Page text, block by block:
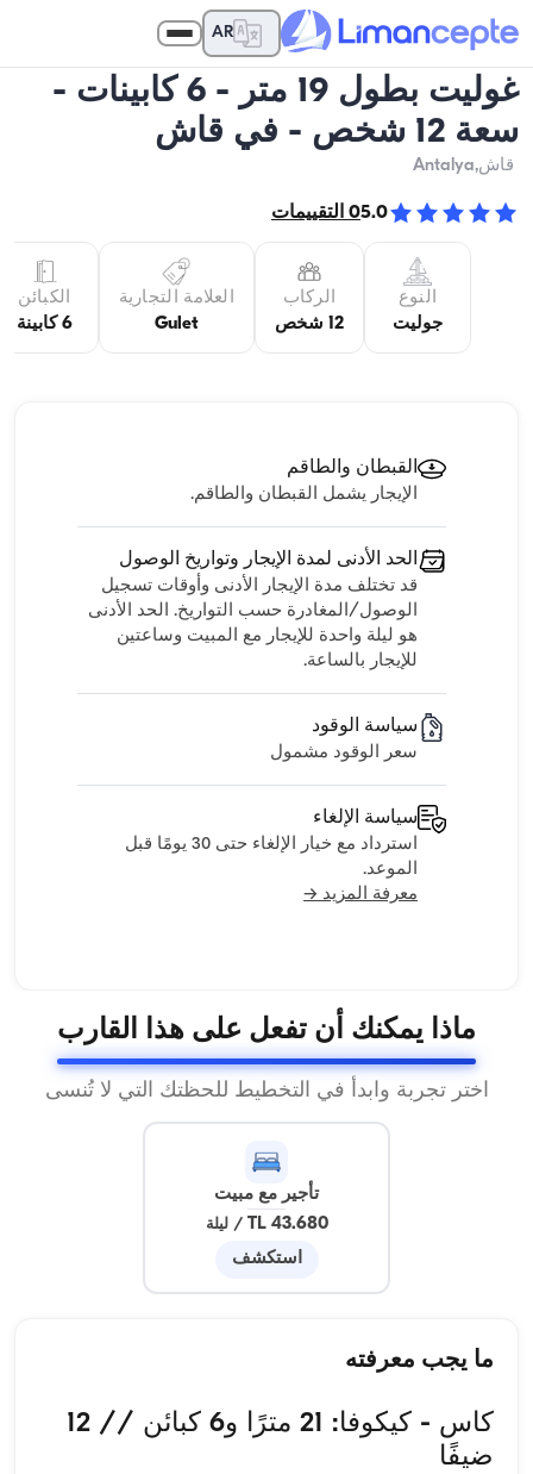
AR
غوليت بطول 19 متر - 6 كابينات -
سعة 12 شخص - في قاش
قاش,Antalya
5.0
0 التقييمات
النوع
جوليت
الركاب
12 شخص
العلامة التجارية
Gulet
الكبائن
6 كابينة
القبطان والطاقم
الإيجار يشمل القبطان والطاقم.
الحد الأدنى لمدة الإيجار وتواريخ الوصول
قد تختلف مدة الإيجار الأدنى وأوقات تسجيل
الوصول/المغادرة حسب التواريخ. الحد الأدنى
هو ليلة واحدة للإيجار مع المبيت وساعتين
للإيجار بالساعة.
سياسة الوقود
سعر الوقود مشمول
سياسة الإلغاء
استرداد مع خيار الإلغاء حتى 30 يومًا قبل
الموعد.
معرفة المزيد →
ماذا يمكنك أن تفعل على هذا القارب
اختر تجربة وابدأ في التخطيط للحظتك التي لا تُنسى
تأجير مع مبيت
43.680 TL
/ليلة
استكشف
ما يجب معرفته
كاس - كيكوفا: 21 مترًا و6 كبائن // 12
ضيفًا